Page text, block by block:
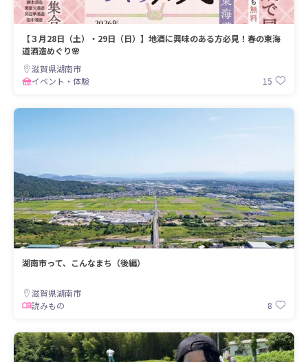
【３月28日（土）・29日（日）】地酒に興味のある方必見！春の東海
道酒造めぐり🌸
滋賀県湖南市
イベント・体験
15
湖南市って、こんなまち（後編）
滋賀県湖南市
読みもの
8